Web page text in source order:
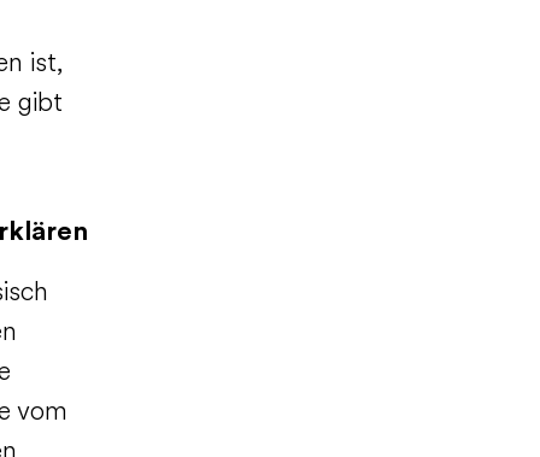
ist,
gibt
vom